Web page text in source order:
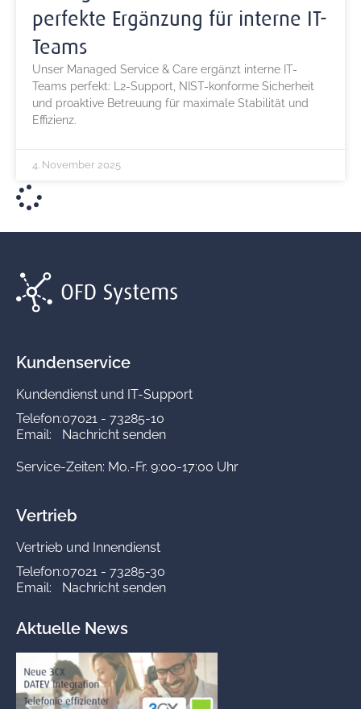
perfekte Ergänzung für interne IT-
Teams
Unser Managed Service & Care ergänzt interne IT-
Teams perfekt: L2-Support, NIST-konforme Sicherheit
und proaktive Betreuung für maximale Stabilität und
Effizienz.
4. November 2025
Kundenservice
Kundendienst und IT-Support
Telefon:07021 - 73285-10
Email:
Nachricht senden
Service-Zeiten: Mo.-Fr. 9:00-17:00 Uhr
Vertrieb
Vertrieb und Innendienst
Telefon:07021 - 73285-30
Email:
Nachricht senden
Aktuelle News